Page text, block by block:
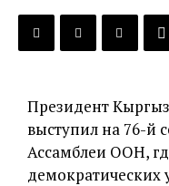
Президент
выступил на 76-й
Ассамблеи ООН,
демократических